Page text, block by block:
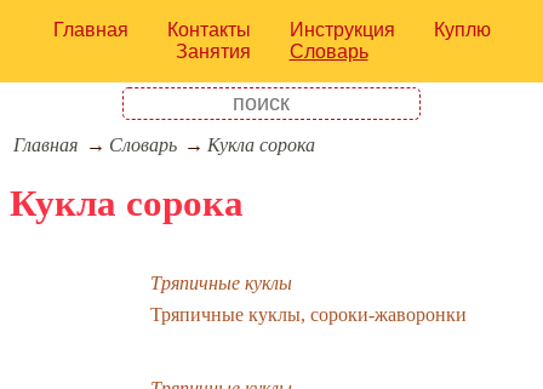
Главная Контакты Инструкция
Куплю
Занятия
Словарь
Главная Словарь Кукла сорока
Кукла сорока
Тряпичные куклы
Тряпичные куклы, сороки-жаворонки